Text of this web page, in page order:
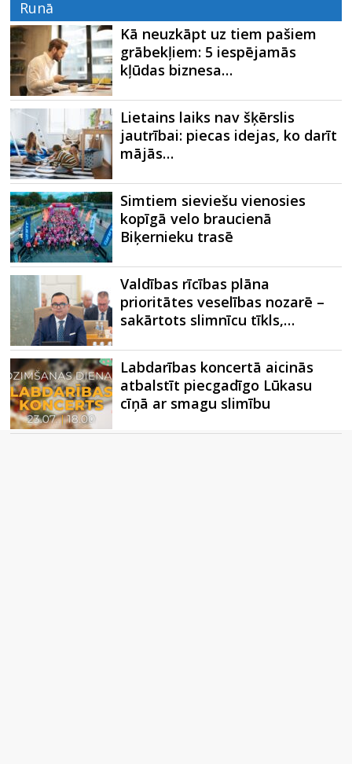
Runā
Kā neuzkāpt uz tiem pašiem
grābekļiem: 5 iespējamās
kļūdas biznesa…
Lietains laiks nav šķērslis
jautrībai: piecas idejas, ko darīt
mājās…
Simtiem sieviešu vienosies
kopīgā velo braucienā
Biķernieku trasē
Valdības rīcības plāna
prioritātes veselības nozarē –
sakārtots slimnīcu tīkls,…
Labdarības koncertā aicinās
atbalstīt piecgadīgo Lūkasu
cīņā ar smagu slimību